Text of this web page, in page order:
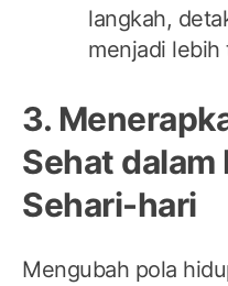
langkah,
menjadi lebih
3.
Sehat dalam
Sehari-hari
Mengubah pola